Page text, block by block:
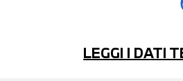
LEGGI I DATI